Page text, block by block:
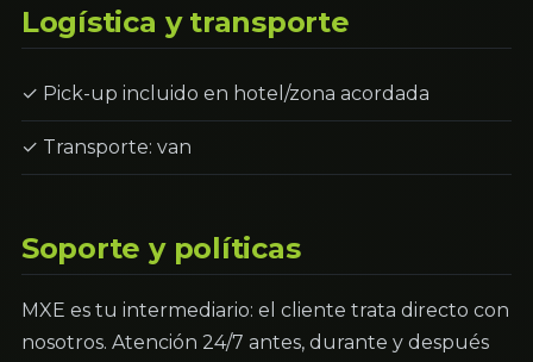
Logística y transporte
✓ Pick-up incluido en hotel/zona acordada
✓ Transporte: van
Soporte y políticas
MXE es tu intermediario: el cliente trata directo con
nosotros. Atención 24/7 antes, durante y después